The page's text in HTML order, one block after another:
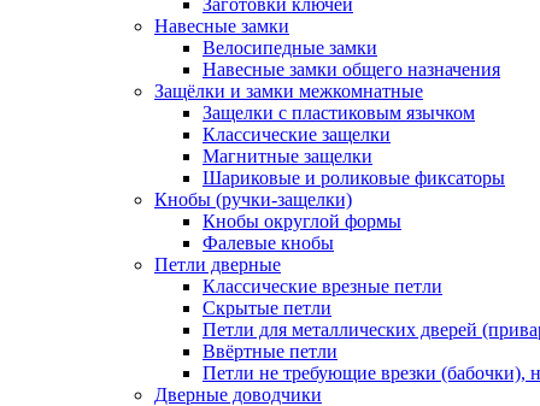
Заготовки ключей
Навесные замки
Велосипедные замки
Навесные замки общего назначения
Защёлки и замки межкомнатные
Защелки с пластиковым язычком
Классические защелки
Магнитные защелки
Шариковые и роликовые фиксаторы
Кнобы (ручки-защелки)
Кнобы округлой формы
Фалевые кнобы
Петли дверные
Классические врезные петли
Скрытые петли
Петли для металлических дверей
Ввёртные петли
Петли не требующие врезки (бабочки),
Дверные доводчики